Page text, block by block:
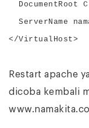
DocumentRoot
ServerName
</VirtualHost>
Restart apache
dicoba kembali